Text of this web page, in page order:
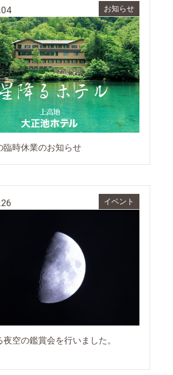
お知らせ
臨時休業のお知らせ
イベント
夜空の鑑賞会を行いました。